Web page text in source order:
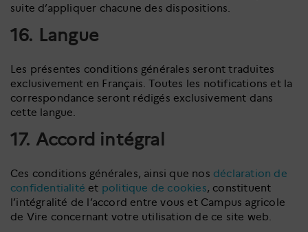
suite d’appliquer chacune des dispositions.
16. Langue
Les présentes conditions générales seront traduites
exclusivement en Français. Toutes les notifications et la
correspondance seront rédigés exclusivement dans
cette langue.
17. Accord intégral
Ces conditions générales, ainsi que nos déclaration de
confidentialité et politique de cookies, constituent
l’intégralité de l’accord entre vous et Campus agricole
de Vire concernant votre utilisation de ce site web.